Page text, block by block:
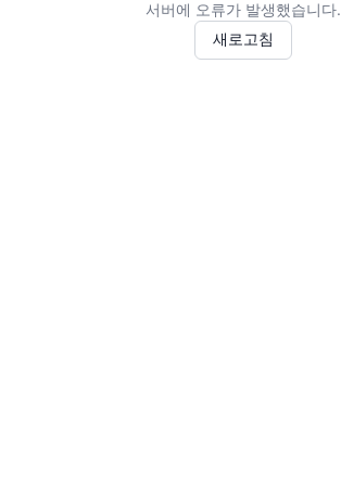
서버에 오류가 발생했습니다.
새로고침